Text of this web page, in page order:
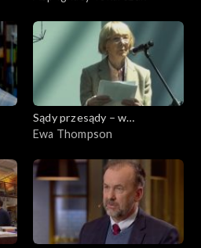
Sądy przesądy – w
powiększeniu
Ewa Thompson